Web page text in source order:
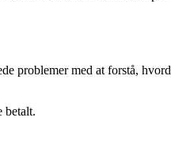
problemer med at forstå,
betalt.